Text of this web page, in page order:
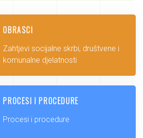
OBRASCI
Zahtjevi socijalne skrbi, društvene i
komunalne djelatnosti
PROCESI I PROCEDURE
Procesi i procedure